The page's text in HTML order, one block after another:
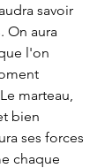
savoir
On aura
l'on
marteau,
bien
ses forces
chaque